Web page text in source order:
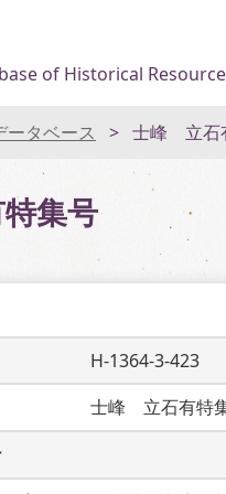
of Historical
ータベース 士峰 立石
集号
H-1364-3-423
士峰　立石有特